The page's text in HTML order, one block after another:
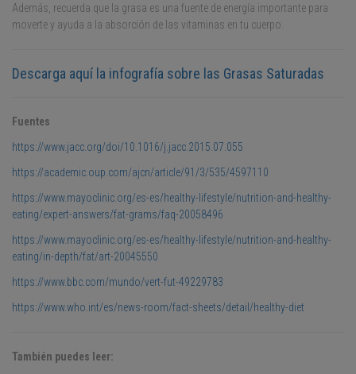
Además, recuerda que la grasa es una fuente de energía importante para
moverte y ayuda a la absorción de las vitaminas en tu cuerpo.
Descarga aquí la infografía sobre las Grasas Saturadas
Fuentes
https://www.jacc.org/doi/10.1016/j.jacc.2015.07.055
https://academic.oup.com/ajcn/article/91/3/535/4597110
https://www.mayoclinic.org/es-es/healthy-lifestyle/nutrition-and-healthy-
eating/expert-answers/fat-grams/faq-20058496
https://www.mayoclinic.org/es-es/healthy-lifestyle/nutrition-and-healthy-
eating/in-depth/fat/art-20045550
https://www.bbc.com/mundo/vert-fut-49229783
https://www.who.int/es/news-room/fact-sheets/detail/healthy-diet
También puedes leer: